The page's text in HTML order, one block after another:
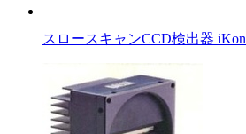
スロースキャンCCD検出器 iKon